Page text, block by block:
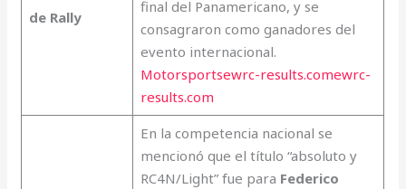
de Rally
final del Panamericano, y se
consagraron como ganadores del
evento internacional.
Motorsportsewrc-results.comewrc-
results.com
En la competencia nacional se
mencionó que el título “absoluto y
RC4N/Light” fue para Federico